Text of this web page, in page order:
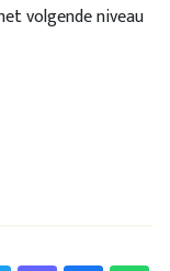
volgende niveau